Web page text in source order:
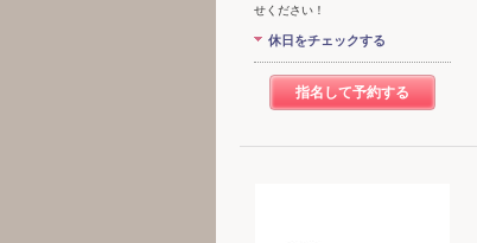
せください！
休日をチェックする
指名して予約する